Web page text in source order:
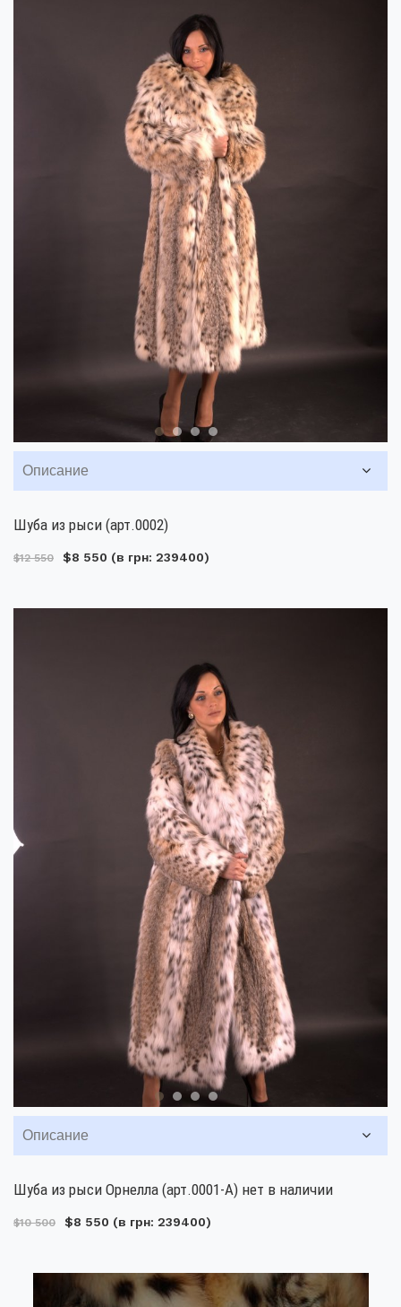
Описание
Шуба из рыси (арт.0002)
$12 550 $8 550 (в грн: 239400)
Описание
Шуба из рыси Орнелла (арт.0001-А) нет в наличии
$10 500 $8 550 (в грн: 239400)